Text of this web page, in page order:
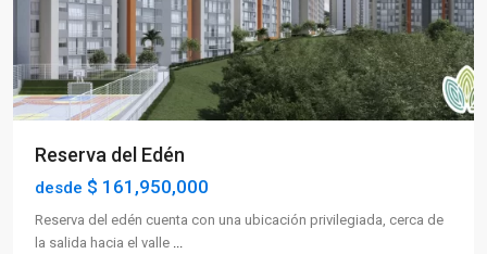
Reserva del Edén
desde $ 161,950,000
Reserva del edén cuenta con una ubicación privilegiada, cerca de
la salida hacia el valle ...